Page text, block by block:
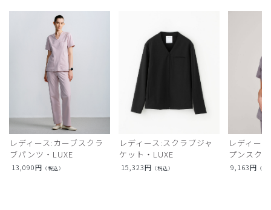
レディース:カーブスクラ
ブパンツ・LUXE
13,090円 （税込）
レディース:スクラブジャ
ケット・LUXE
15,323円 （税込）
レディー
プンスク
9,163円 （税